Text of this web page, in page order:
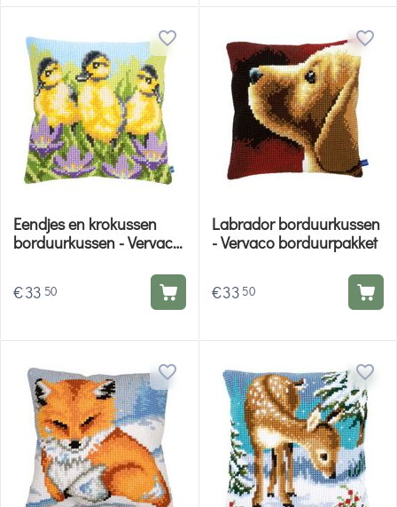
Eendjes en krokussen
borduurkussen - Vervaco
€33 50
Labrador borduurkussen
- Vervaco borduurpakket
€33 50